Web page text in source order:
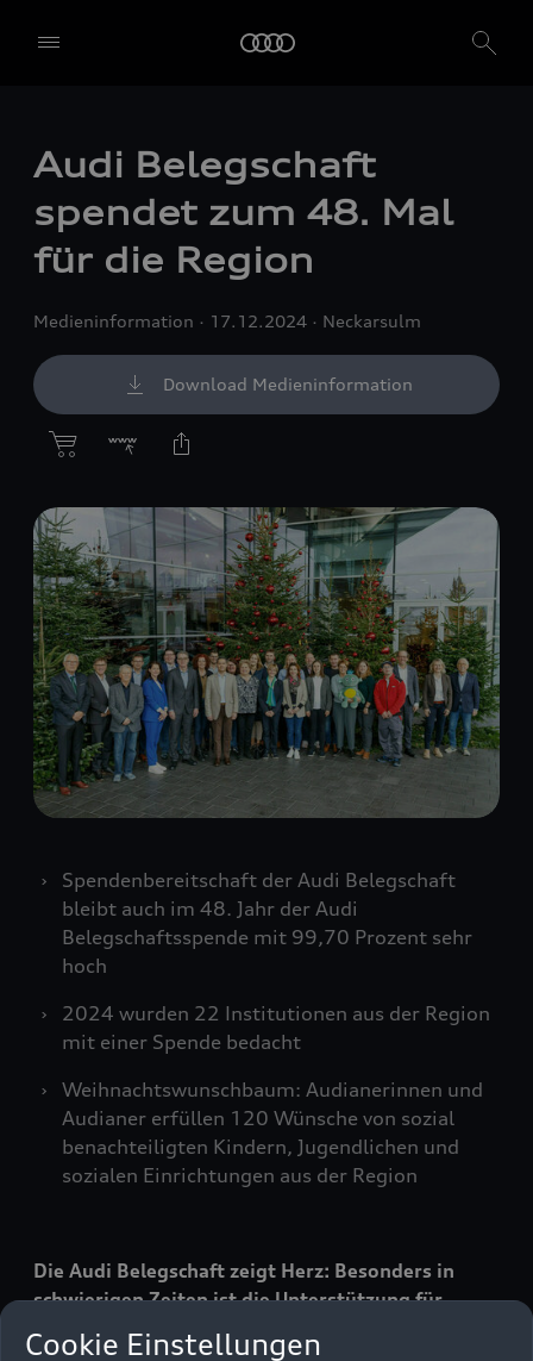
Audi Belegschaft
spendet zum 48. Mal
für die Region
Medieninformation 17.12.2024 Neckarsulm
Download Medieninformation
Spendenbereitschaft der Audi Belegschaft
bleibt auch im 48. Jahr der Audi
Belegschaftsspende mit 99,70 Prozent sehr
hoch
2024 wurden 22 Institutionen aus der Region
mit einer Spende bedacht
Weihnachtswunschbaum: Audianerinnen und
Audianer erfüllen 120 Wünsche von sozial
benachteiligten Kindern, Jugendlichen und
sozialen Einrichtungen aus der Region
Die Audi Belegschaft zeigt Herz: Besonders in
schwierigen Zeiten ist die Unterstützung für
Kinder und Jugendliche der Region notwendig.
Cookie Einstellungen